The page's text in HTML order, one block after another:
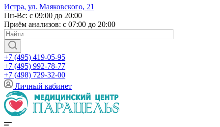
Истра, ул. Маяковского, 21
Пн-Вс: с 09:00 до 20:00
Приём анализов: с 07:00 до 20:00
+7 (495) 419-05-95
+7 (495) 992-78-77
+7 (498) 729-32-00
Личный кабинет